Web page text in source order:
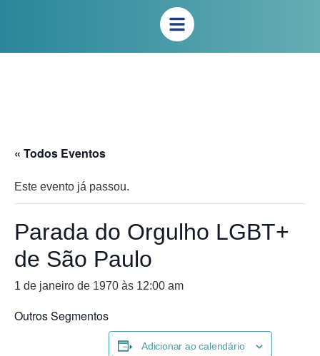
« Todos Eventos
Este evento já passou.
Parada do Orgulho LGBT+
de São Paulo
1 de janeiro de 1970 às 12:00 am
Outros Segmentos
Adicionar ao calendário